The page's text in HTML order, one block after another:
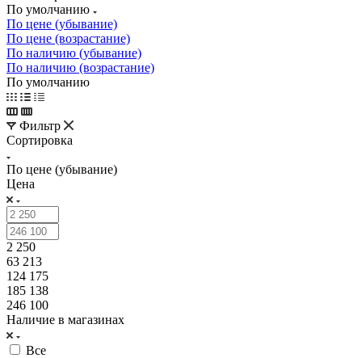
По умолчанию
По цене (убывание)
По цене (возрастание)
По наличию (убывание)
По наличию (возрастание)
По умолчанию
Фильтр
Сортировка
По цене (убывание)
Цена
2 250
63 213
124 175
185 138
246 100
Наличие в магазинах
Все